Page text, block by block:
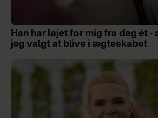
Han har løjet for mig fra dag ét -
jeg valgt at blive i ægteskabet